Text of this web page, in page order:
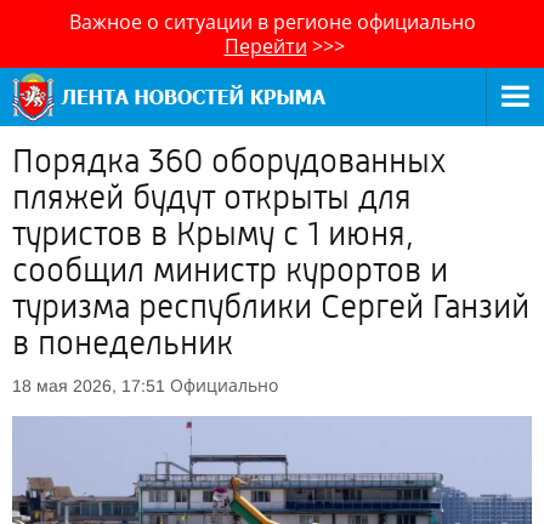
Важное о ситуации в регионе официально
Перейти >>>
Порядка 360 оборудованных
пляжей будут открыты для
туристов в Крыму с 1 июня,
сообщил министр курортов и
туризма республики Сергей Ганзий
в понедельник
18 мая 2026, 17:51 Официально